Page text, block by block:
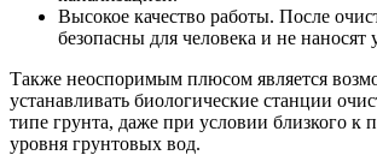
Высокое качество работы. После
безопасны для человека и не наносят
Также неоспоримым плюсом является
устанавливать биологические станции
типе грунта, даже при условии близкого к
уровня грунтовых вод.